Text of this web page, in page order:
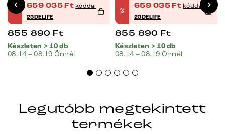
%
659 035Ft kóddal
23DELIFE
855 890 Ft
Készleten > 10 db
08.14 – 08.19 Önnél
%
659 035Ft kóddal
23DELIFE
855 890 Ft
Készleten > 10 db
08.14 – 08.19 Önnél
Legutóbb megtekintett
termékek